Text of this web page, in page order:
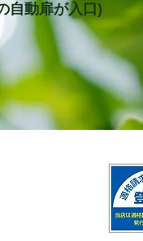
動扉が入口)